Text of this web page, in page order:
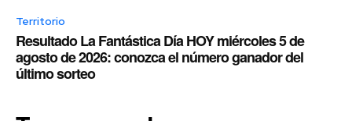
Territorio
Resultado La Fantástica Día HOY miércoles 5 de
agosto de 2026: conozca el número ganador del
último sorteo